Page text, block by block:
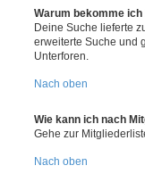
Warum bekomme
Deine Suche lieferte
erweiterte Suche und
Unterforen.
Nach oben
Wie kann ich nach
Gehe zur
Nach oben